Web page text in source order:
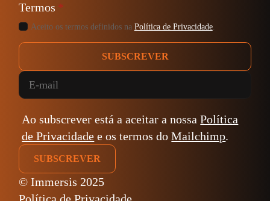
Termos *
Aceito os termos definidos na Política de Privacidade.
SUBSCREVER
Ao subscrever está a aceitar a nossaPolítica
de Privacidade e os termos doMailchimp.
© Immersis 2025